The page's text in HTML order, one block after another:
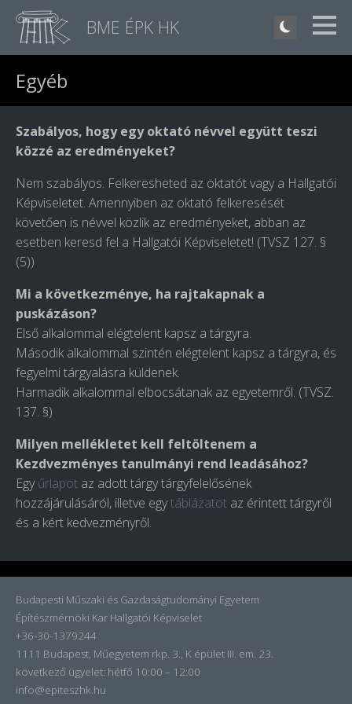
BME ÉPK HK
Egyéb
Szabályos, hogy egy oktató névvel együtt teszi
közzé az eredményeket?
Nem szabályos. Felkeresheted az oktatót vagy a Hallgatói
Képviseletet. Amennyiben az oktató felkeresését
követően is névvel közlik az eredményeket, abban az
esetben keresd fel a Hallgatói Képviseletet! (TVSZ 127. §
(5))
Mi a következménye, ha rajtakapnak a
puskázáson?
Első alkalommal elégtelent kapsz a tárgyra.
Második alkalommal szintén elégtelent kapsz a tárgyra, és
fegyelmi tárgyalásra küldenek.
Harmadik alkalommal elbocsátanak az egyetemről. (TVSZ.
137. §)
Milyen mellékletet kell feltöltenem a
Kezdvezményes tanulmányi rend leadásához?
Egyűrlapot az adott tárgy tárgyfelelősének
hozzájárulásáról, illetve egytáblázatot az érintett tárgyről
és a kért kedvezményről.
Budapesti Műszaki és Gazdaságtudományi Egyetem
Építészmérnöki Kar Hallgatói Képviselet
+36-30-1379244
1111 Budapest, Műegyetem rkp. 3., K épület III. em. 23.
következő ügyelet: hétfő 10:00 – 12:00
info@epiteszhk.hu